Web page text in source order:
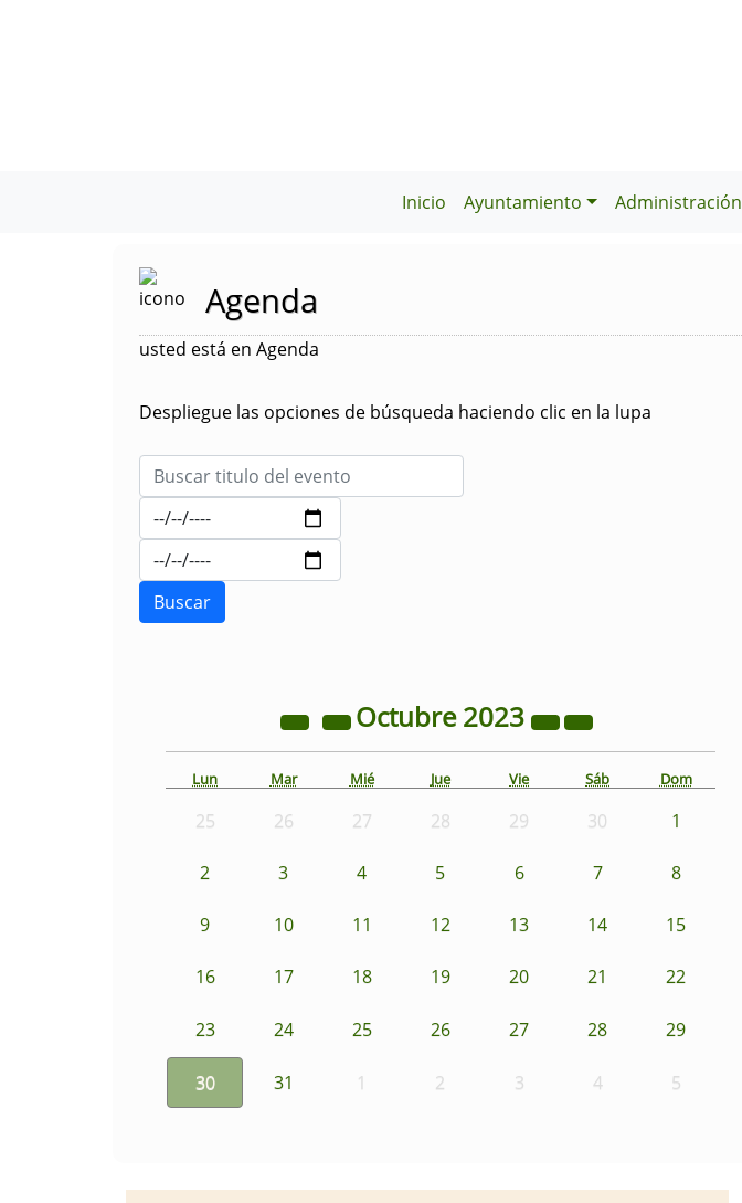
Inicio Ayuntamiento Administración
Agenda
usted está en Agenda
Despliegue las opciones de búsqueda haciendo clic en la lupa
Octubre2023
Lun Mar Mié Jue Vie Sáb Dom
25 26 27 28 29 30 1
2 3 4 5 6 7 8
9 10 11 12 13 14 15
16 17 18 19 20 21 22
23 24 25 26 27 28 29
30 31 1 2 3 4 5